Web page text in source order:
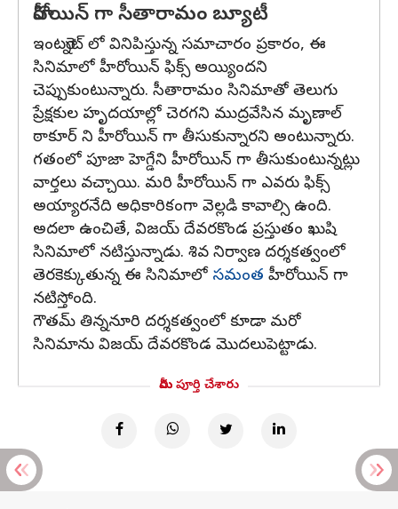
హీరోయిన్ గా సీతారామం బ్యూటీ
ఇంటర్నెట్ లో వినిపిస్తున్న సమాచారం ప్రకారం, ఈ
సినిమాలో హీరోయిన్ ఫిక్స్ అయ్యిందని
చెప్పుకుంటున్నారు. సీతారామం సినిమాతో తెలుగు
ప్రేక్షకుల హృదయాల్లో చెరగని ముద్రవేసిన మృణాల్
ఠాకూర్ ని హీరోయిన్ గా తీసుకున్నారని అంటున్నారు.
గతంలో పూజా హెగ్డేని హీరోయిన్ గా తీసుకుంటున్నట్లు
వార్తలు వచ్చాయి. మరి హీరోయిన్ గా ఎవరు ఫిక్స్
అయ్యారనేది అధికారికంగా వెల్లడి కావాల్సి ఉంది.
అదలా ఉంచితే, విజయ్ దేవరకొండ ప్రస్తుతం ఖుషి
సినిమాలో నటిస్తున్నాడు. శివ నిర్వాణ దర్శకత్వంలో
తెరకెక్కుతున్న ఈ సినిమాలో సమంత హీరోయిన్ గా
నటిస్తోంది.
గౌతమ్ తిన్ననూరి దర్శకత్వంలో కూడా మరో
సినిమాను విజయ్ దేవరకొండ మొదలుపెట్టాడు.
మీరు పూర్తి చేశారు